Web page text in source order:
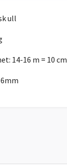
ull
14-16 m = 10 cm